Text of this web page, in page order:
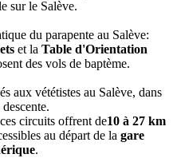
sur le Salève.
du parapente au Salève:
et la Table d'Orientation
des vols de baptème.
aux vététistes au Salève, dans
circuits offrent de10 à 27 km
au départ de la gare
.